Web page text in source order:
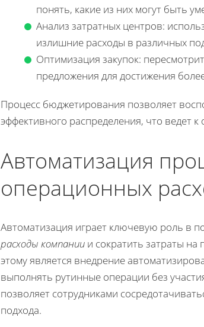
понять, какие из них могут быть
Анализ затратных центров:
излишние расходы в различных
Оптимизация закупок:
предложения для достижения
Процесс бюджетирования позволяет
эффективного распределения, что ведет
Автоматизация
операционных
Автоматизация играет ключевую роль в
расходы компании и сократить затраты
этому является внедрение
выполнять рутинные операции без
позволяет сотрудниками
подхода.